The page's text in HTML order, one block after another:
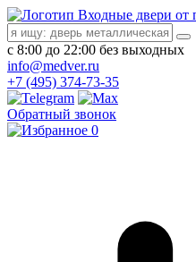
Входные двери от
с 8:00 до 22:00 без выходных
info@medver.ru
+7 (495) 374-73-35
Обратный звонок
0